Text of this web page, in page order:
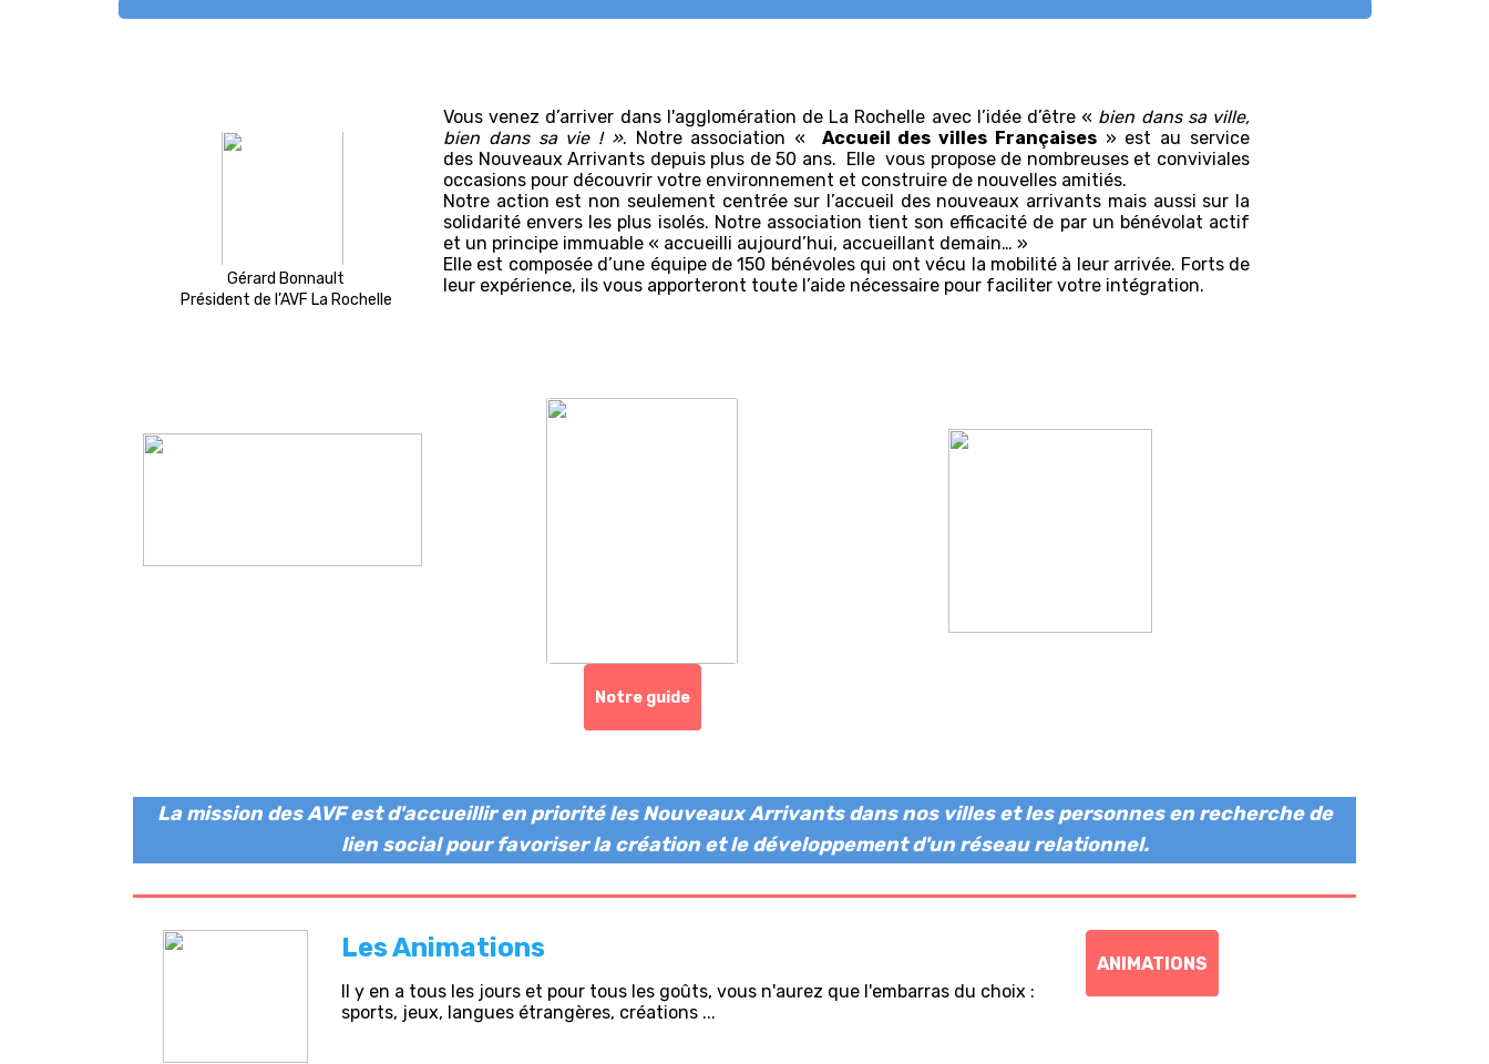
Vous venez d’arriver dans l'agglomération de La Rochelle avec l’idée d’être « bien dans sa ville,
bien dans sa vie ! ». Notre association « Accueil des villes Françaises» est au service
des Nouveaux Arrivants depuis plus de 50 ans. Elle vous propose de nombreuses et conviviales
occasions pour découvrir votre environnement et construire de nouvelles amitiés.
Notre action est non seulement centrée sur l’accueil des nouveaux arrivants mais aussi sur la
solidarité envers les plus isolés. Notre association tient son efficacité de par un bénévolat actif
et un principe immuable « accueilli aujourd’hui, accueillant demain… »
Elle est composée d’une équipe de 150 bénévoles qui ont vécu la mobilité à leur arrivée. Forts de
leur expérience, ils vous apporteront toute l’aide nécessaire pour faciliter votre intégration.
Gérard Bonnault
Président de l’AVF La Rochelle
Notre guide
La mission des AVF est d'accueillir en priorité les Nouveaux Arrivants dans nos villes et les personnes en recherche de
lien social pour favoriser la création et le développement d'un réseau relationnel.
Les Animations
Il y en a tous les jours et pour tous les goûts, vous n'aurez que l'embarras du choix :
sports, jeux, langues étrangères, créations ...
ANIMATIONS